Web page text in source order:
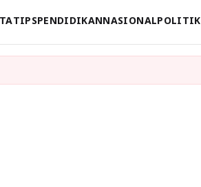
TIPSPENDIDIKANNASIONALPOLITIK